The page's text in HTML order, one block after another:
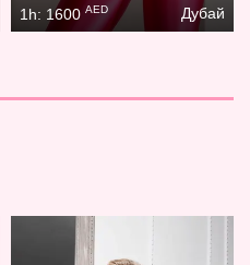
1h: 1600 AED Дубай